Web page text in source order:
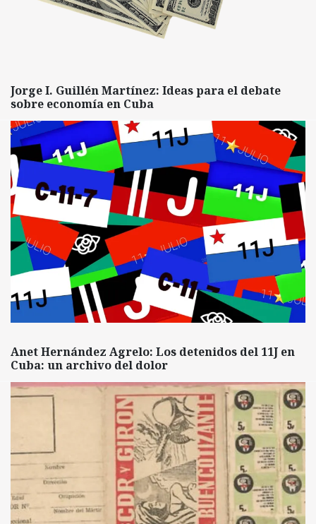
Jorge I. Guillén Martínez: Ideas para el debate
sobre economía en Cuba
Anet Hernández Agrelo: Los detenidos del 11J en
Cuba: un archivo del dolor